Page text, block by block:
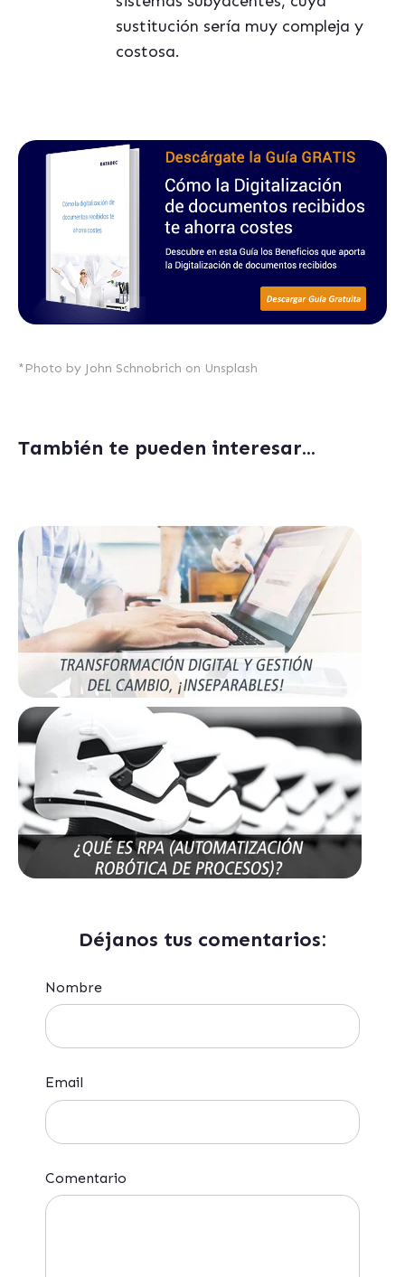
sustitución sería muy compleja y
costosa.
*Photo by John Schnobrich on Unsplash
También te pueden interesar...
Déjanos tus comentarios:
Nombre
Email
Comentario